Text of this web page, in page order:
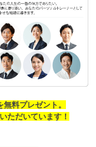
料プレゼント。
ただいています！